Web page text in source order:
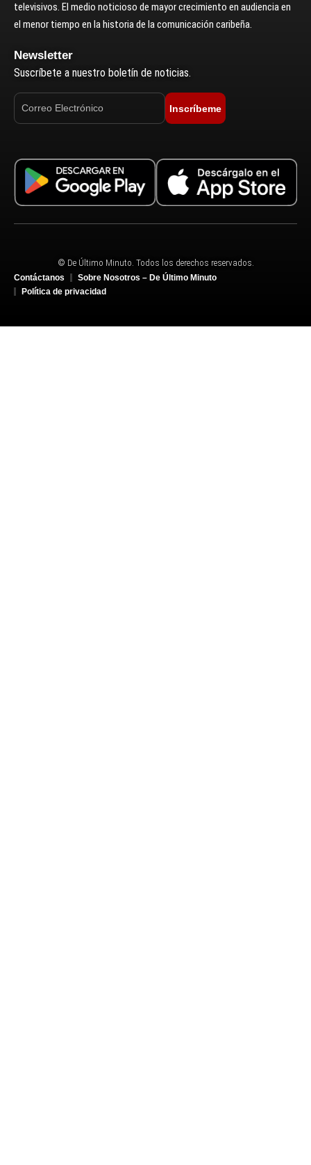
televisivos. El medio noticioso de mayor crecimiento en audiencia en
el menor tiempo en la historia de la comunicación caribeña.
Newsletter
Suscríbete a nuestro boletín de noticias.
Inscríbeme
© De Último Minuto. Todos los derechos reservados.
Contáctanos
Sobre Nosotros – De Último Minuto
Política de privacidad